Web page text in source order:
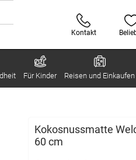
Kontakt
Für Kinder Reisen und Einkaufen
Kokosnussmatte
60 cm